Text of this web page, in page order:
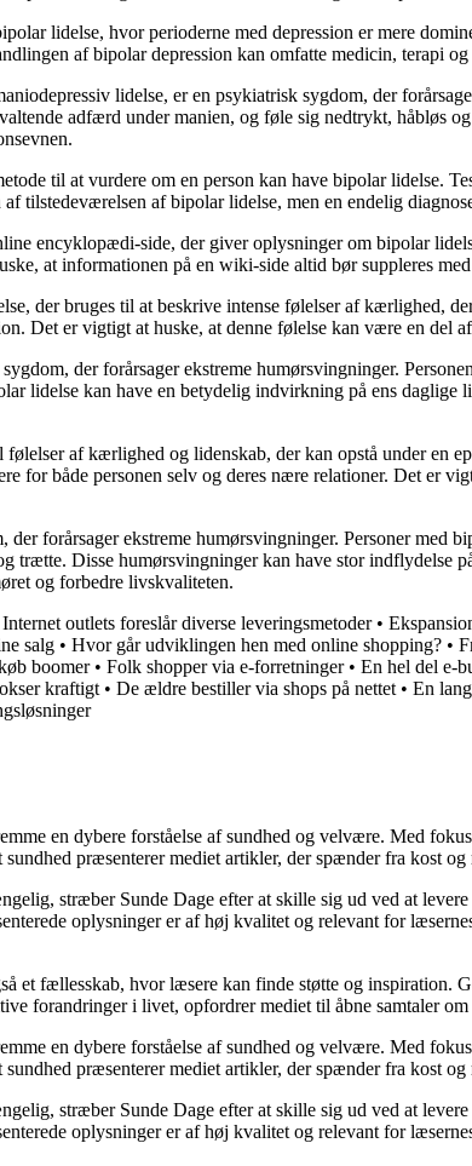
lidelse, hvor perioderne med depression er mere
af bipolar depression kan omfatte medicin,
lidelse, er en psykiatrisk sygdom, der
adfærd under manien, og føle sig nedtrykt,
til at vurdere om en person kan have bipolar lidelse.
tilstedeværelsen af bipolar lidelse, men en endelig
encyklopædi-side, der giver oplysninger om bipolar
at informationen på en wiki-side altid bør suppleres
der bruges til at beskrive intense følelser af kærlighed,
Det er vigtigt at huske, at denne følelse kan være en del
der forårsager ekstreme humørsvingninger.
lidelse kan have en betydelig indvirkning på ens
af kærlighed og lidenskab, der kan opstå under en
for både personen selv og deres nære relationer. Det er
forårsager ekstreme humørsvingninger. Personer med
trætte. Disse humørsvingninger kan have stor
og forbedre livskvaliteten.
Internet outlets foreslår diverse leveringsmetoder•
salg • Hvor går udviklingen hen med online shopping? •
boomer• Folk shopper via e-forretninger• En hel del e-
kraftigt • De ældre bestiller via shops på nettet • En
en dybere forståelse af sundhed og velvære. Med
præsenterer mediet artikler, der spænder fra kost
stræber Sunde Dage efter at skille sig ud ved at
oplysninger er af høj kvalitet og relevant for
et fællesskab, hvor læsere kan finde støtte og inspiration.
forandringer i livet, opfordrer mediet til åbne samtaler
en dybere forståelse af sundhed og velvære. Med
præsenterer mediet artikler, der spænder fra kost
stræber Sunde Dage efter at skille sig ud ved at
oplysninger er af høj kvalitet og relevant for